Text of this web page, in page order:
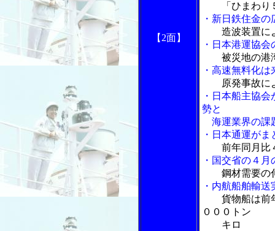
【2面】
「ひまわ
・新日鉄住金
造波装置に
・日本港運協
被災地の港
・高速無料化
原発事故に
・日本船主協
勢と
海運業界の課
・日本通運が
前年同月比
・国交省の４
鋼材需要の
・内航船舶輸
貨物船は前
０００トン
キロ